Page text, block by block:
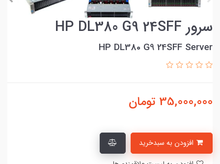
سرور HP DL380 G9 24SFF
HP DL380 G9 24SFF Server
35,000,000 تومان